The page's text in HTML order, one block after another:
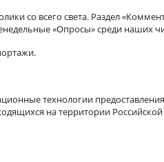
со всего света. Раздел
«Опросы» среди наших
технологии
на территории